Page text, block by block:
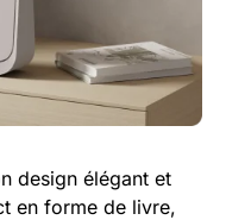
design élégant et
en forme de livre,